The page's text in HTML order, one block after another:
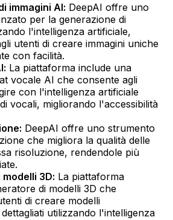
immagini AI: DeepAI offre uno
per la generazione di
l'intelligenza artificiale,
utenti di creare immagini uniche
con facilità.
La piattaforma include una
vocale AI che consente agli
con l'intelligenza artificiale
vocali, migliorando l'accessibilità
DeepAI offre uno strumento
che migliora la qualità delle
risoluzione, rendendole più
3D: La piattaforma
di modelli 3D che
di creare modelli
utilizzando l'intelligenza